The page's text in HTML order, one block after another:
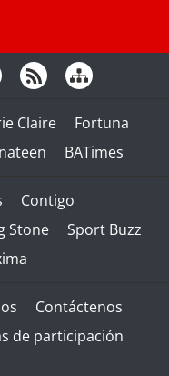
Claire
Fortuna
BATimes
Contigo
Stone
Sport Buzz
Contáctenos
de participación